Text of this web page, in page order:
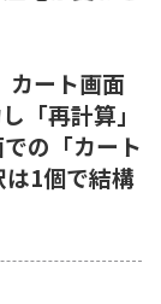
ート画面
「再計算」
の「カート
1個で結構